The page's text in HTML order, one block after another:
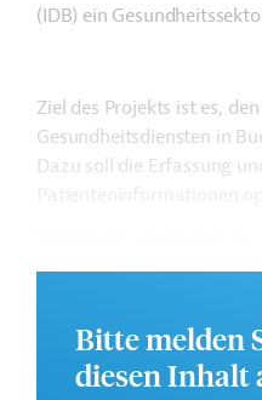
(IDB) ein
Ziel des Projekts ist es,
Gesundheitsdiensten in
Dazu soll die Erfassung
finden Sie auf der
und praktische Hinweise
Geberbeitrag:
Bitte melden
diesen Inhalt